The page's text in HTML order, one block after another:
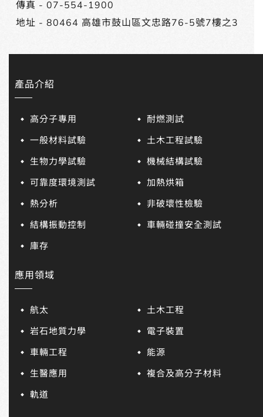
傳真 - 07-554-1900
地址 - 80464 高雄市鼓山區文忠路76-5號7樓之3
產品介紹
高分子專用
耐燃測試
一般材料試驗
土木工程試驗
生物力學試驗
機械結構試驗
可靠度環境測試
加熱烘箱
熱分析
非破壞性檢驗
結構振動控制
車輛碰撞安全測試
庫存
應用領域
航太
土木工程
岩石地質力學
電子裝置
車輛工程
能源
生醫應用
複合及高分子材料
軌道